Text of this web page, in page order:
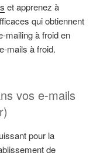
et apprenez à
qui obtiennent
mailing à froid en
mails à froid.
vos e-mails
pour la
de